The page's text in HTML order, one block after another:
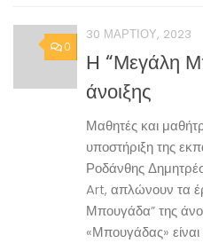
0
30 ΜΑΡΤΊΟΥ, 2023
Η “Μεγάλη
άνοιξης
Μαθητές και
υποστήριξη της
Ροδάνθης
Art, απλώνουν τα
Μπουγάδα” της
«Μπουγάδας»